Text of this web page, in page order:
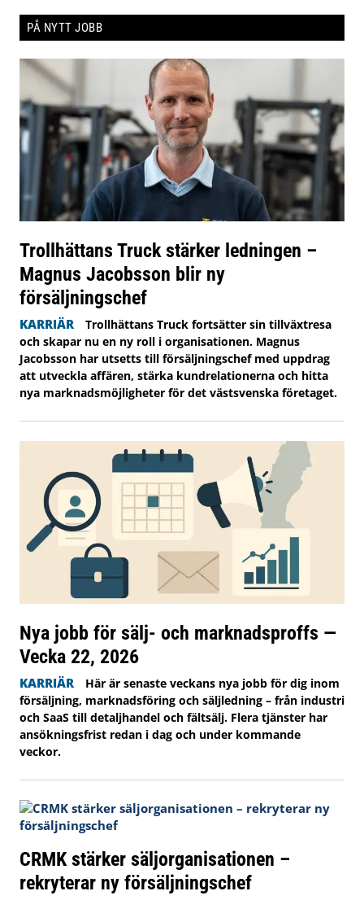
PÅ NYTT JOBB
Trollhättans Truck stärker ledningen –
Magnus Jacobsson blir ny
försäljningschef
KARRIÄR
Trollhättans Truck fortsätter sin tillväxtresa
och skapar nu en ny roll i organisationen. Magnus
Jacobsson har utsetts till försäljningschef med uppdrag
att utveckla affären, stärka kundrelationerna och hitta
nya marknadsmöjligheter för det västsvenska företaget.
Nya jobb för sälj- och marknadsproffs —
Vecka 22, 2026
KARRIÄR
Här är senaste veckans nya jobb för dig inom
försäljning, marknadsföring och säljledning – från industri
och SaaS till detaljhandel och fältsälj. Flera tjänster har
ansökningsfrist redan i dag och under kommande
veckor.
CRMK stärker säljorganisationen –
rekryterar ny försäljningschef